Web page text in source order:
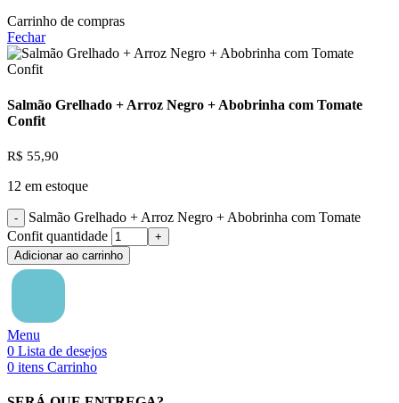
Carrinho de compras
Fechar
Salmão Grelhado + Arroz Negro + Abobrinha com Tomate
Confit
R$ 55,90
12 em estoque
Salmão Grelhado + Arroz Negro + Abobrinha com Tomate
Confit quantidade
Adicionar ao carrinho
Menu
0 Lista de desejos
0 itens Carrinho